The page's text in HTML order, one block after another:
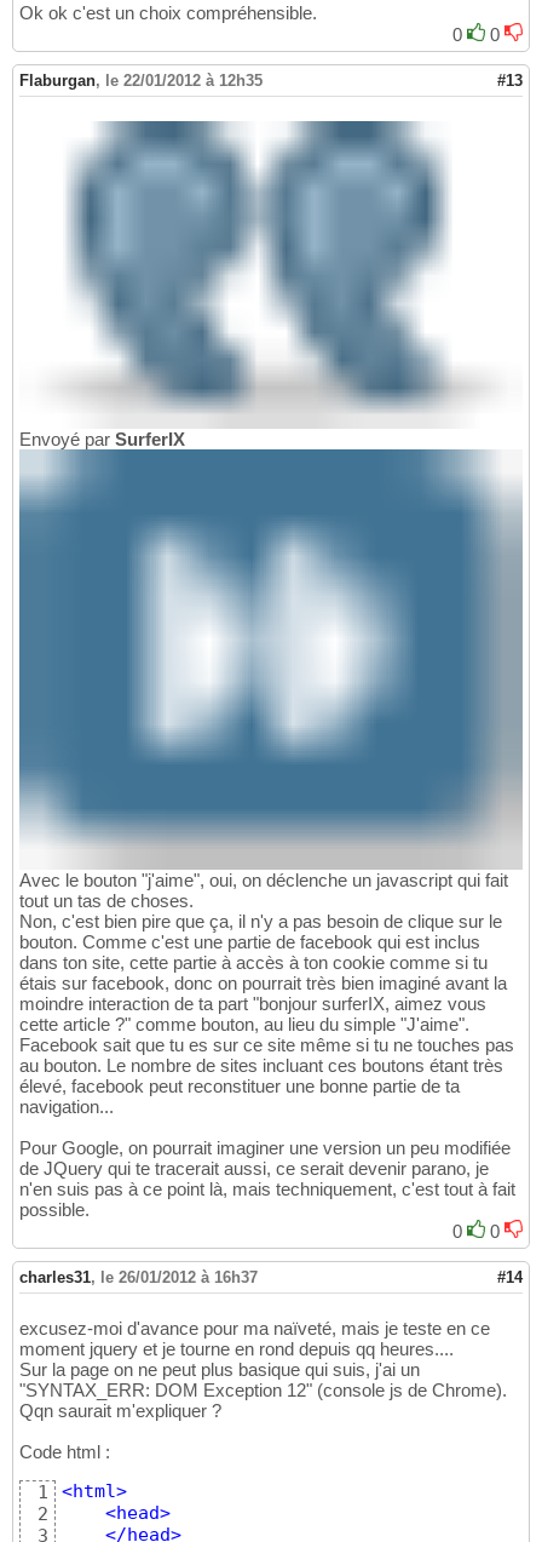
Ok ok c'est un choix compréhensible.
0
0
Flaburgan, le 22/01/2012 à 12h35 #13
Envoyé par SurferIX
Avec le bouton "j'aime", oui, on déclenche un javascript qui fait
tout un tas de choses.
Non, c'est bien pire que ça, il n'y a pas besoin de clique sur le
bouton. Comme c'est une partie de facebook qui est inclus
dans ton site, cette partie à accès à ton cookie comme si tu
étais sur facebook, donc on pourrait très bien imaginé avant la
moindre interaction de ta part "bonjour surferIX, aimez vous
cette article ?" comme bouton, au lieu du simple "J'aime".
Facebook sait que tu es sur ce site même si tu ne touches pas
au bouton. Le nombre de sites incluant ces boutons étant très
élevé, facebook peut reconstituer une bonne partie de ta
navigation...
Pour Google, on pourrait imaginer une version un peu modifiée
de JQuery qui te tracerait aussi, ce serait devenir parano, je
n'en suis pas à ce point là, mais techniquement, c'est tout à fait
possible.
0
0
charles31, le 26/01/2012 à 16h37 #14
excusez-moi d'avance pour ma naïveté, mais je teste en ce
moment jquery et je tourne en rond depuis qq heures....
Sur la page on ne peut plus basique qui suis, j'ai un
"SYNTAX_ERR: DOM Exception 12" (console js de Chrome).
Qqn saurait m'expliquer ?
Code html :
1
2
3
<html>
<head>
</head>